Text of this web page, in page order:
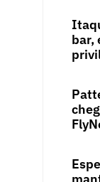
bar,